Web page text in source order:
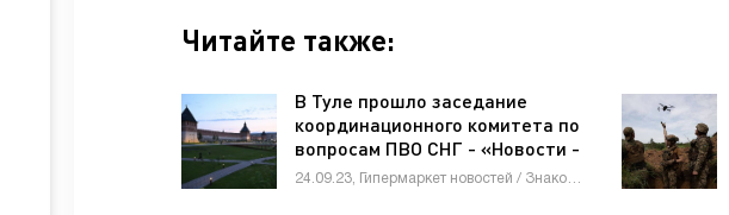
Читайте также:
В Туле прошло заседание
координационного комитета по
вопросам ПВО СНГ - «Новости -
строительства»